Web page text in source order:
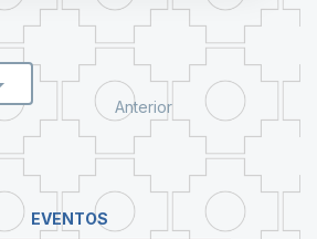
Anterior
EVENTOS